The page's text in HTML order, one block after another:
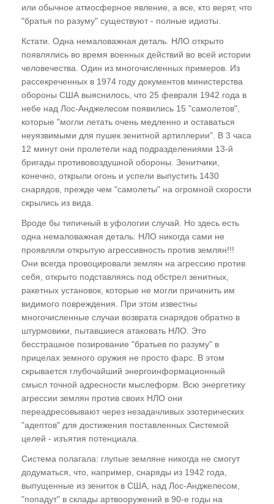
Мальчик или девочка? Патологические и
сексуальные отклонения от нормы
Программа Космического донорства.
Почему у нас нет детей?. Коррекция
детородных функций.
ГЛАВА ДВЕНАДЦАТАЯ
Алкоголизм и наркомания
Особенности коррекции
ГЛАВА ТРИНАДЦАТАЯ
Индивидуальная коррекция Поля Событий
пациента
Дистанционные коррекции: работа по
звонку. Коррекция в обратном ходе времени
Влияние человека на ход физико-
химических процессов
Можно ли изменить ход истории?
ГЛАВА ЧЕТЫРНАДЦАТАЯ
Кто нам может помочь стать людьми?
ПОСЛЕСЛОВИЕ
или обычное атмосферное явление, а все, кто верят, что
"братья по разуму" существуют - полные идиоты.
Кстати. Одна немаловажная деталь. НЛО открыто
появлялись во время военных действий во всей истории
человечества. Один из многочисленных примеров. Из
рассекреченных в 1974 году документов министерства
обороны США выяснилось, что 25 февраля 1942 года в
небе над Лос-Анджелесом появились 15 "самолетов",
которые "могли летать очень медленно и оставаться
неуязвимыми для пушек зенитной артиллерии". В 3 часа
12 минут они пролетели над подразделениями 13-й
бригады противовоздушной обороны. Зенитчики,
конечно, открыли огонь и успели выпустить 1430
снарядов, прежде чем "самолеты" на огромной скорости
скрылись из вида.
Вроде бы типичный в уфологии случай. Но здесь есть
одна немаловажная деталь: НЛО никогда сами не
проявляли открытую агрессивность против землян!!!
Они всегда провоцировали землян на агрессию против
себя, открыто подставляясь под обстрел зенитных,
ракетных установок, которые не могли причинить им
видимого повреждения. При этом известны
многочисленные случаи возврата снарядов обратно в
штурмовики, пытавшиеся атаковать НЛО. Это
бесстрашное позирование "братьев по разуму" в
прицелах земного оружия не просто фарс. В этом
скрывается глубочайший энергоинформационный
смысл точной адресности мыслеформ. Всю энергетику
агрессии землян против своих НЛО они
переадресовывают через незадачливых эзотерических
"адептов" для достижения поставленных Системой
целей - изъятия потенциала.
Система полагала: глупые земляне никогда не смогут
додуматься, что, например, снаряды из 1942 года,
выпущенные из зениток в США, над Лос-Анджелесом,
"попадут" в склады артвооружений в 90-е годы на